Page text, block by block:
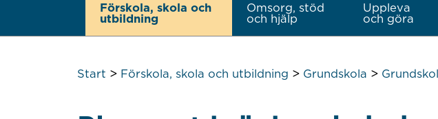
Förskola, skola och
utbildning
Omsorg, stöd
och hjälp
Uppleva
och göra
Start > Förskola, skola och utbildning > Grundskola >